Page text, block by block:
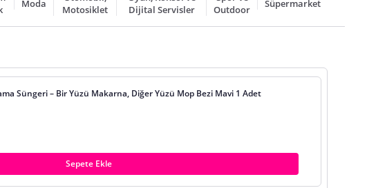
Moda
Motosiklet
Dijital Servisler
Outdoor
Süpermarket
Süngeri – Bir Yüzü Makarna, Diğer Yüzü Mop Bezi Mavi 1 Adet
Sepete Ekle